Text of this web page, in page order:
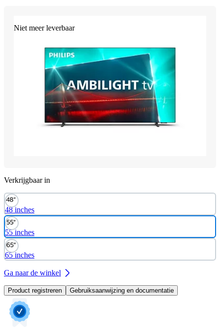
Niet meer leverbaar
Verkrijgbaar in
48 inches
55 inches
65 inches
Ga naar de winkel
Product registreren Gebruiksaanwijzing en documentatie